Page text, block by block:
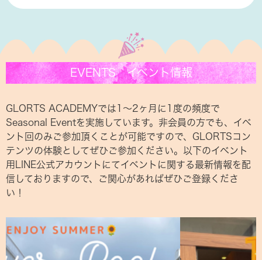
EVENTS イベント情報
GLORTS ACADEMYでは1〜2ヶ月に1度の頻度で
Seasonal Eventを実施しています。非会員の方でも、イベ
ント回のみご参加頂くことが可能ですので、GLORTSコン
テンツの体験としてぜひご参加ください。以下のイベント
用LINE公式アカウントにてイベントに関する最新情報を配
信しておりますので、ご関心があればぜひご登録くださ
い！